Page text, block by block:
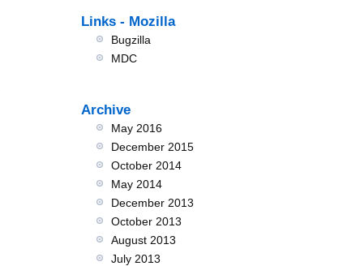
Links - Mozilla
Bugzilla
MDC
Archive
May 2016
December 2015
October 2014
May 2014
December 2013
October 2013
August 2013
July 2013